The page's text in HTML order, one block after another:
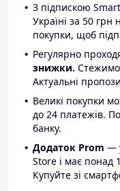
З підпискою
Україні за 50 грн
покупки, щоб
Регулярно
знижки.
Актуальні
Великі покупки
до 24 платежів.
банку.
Додаток Prom —
Store і має понад
Купуйте зі